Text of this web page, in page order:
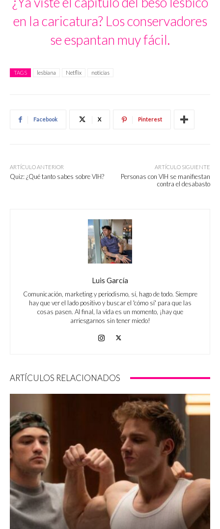
en la caricatura? Los conservadores
se espantan muy fácil.
TAGS lesbiana Netflix noticias
Facebook X Pinterest
ARTÍCULO ANTERIOR
Quiz: ¿Qué tanto sabes sobre VIH?
ARTÍCULO SIGUIENTE
Personas con VIH se manifiestan
contra el desabasto
Luis García
Comunicación, marketing y periodismo, sí, hago de todo. Siempre
hay que ver el lado positivo y buscar el 'cómo sí' para que las
cosas pasen. Al final, la vida es un momento, ¡hay que
arriesgarnos sin tener miedo!
ARTÍCULOS RELACIONADOS